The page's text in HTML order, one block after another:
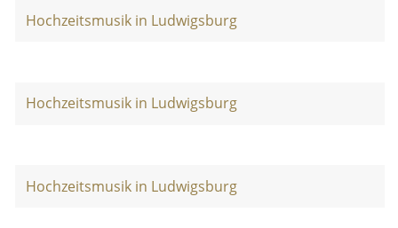
Hochzeitsmusik in Ludwigsburg
Hochzeitsmusik in Ludwigsburg
Hochzeitsmusik in Ludwigsburg